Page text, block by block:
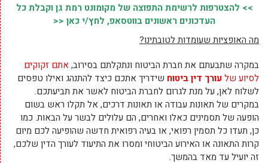
>> להצטרפות לרשימת התפוצה של מקומונט רמת גן וקבלת כל
העדכונים ראשונים בווטסאפ, לחץ/י כאן <<
מה האופציות שעומדות לטובתינו?
במקרה שתבעתם את חברת הביטוח ונתקלתם בסירוב, אתם זקוקים
לסיוע שלעורך דין ביטוח שידריך אתכם כיצד להתנהג ואילו טפסים
לשלוח לאן, על מנת לגרום לחברת הביטוח לאשר את תביעתכם.
במקרים של תאונות עבודה או תאונות דרכים, אל תקלו ראש בשום
הופעה של תסמינים כאלו ואחרים, הם עלולים לבשר על הבאות. כמו
כן, תעדו כל תסמין רפואי, או בעיה רפואית חדשה שהופיעה לכם מיום
קרות התאונה או האירוע הביטוחי ומסרו את התיעוד לעורך הדין שלכם,
זה יועיל עד מאד בהמשך.